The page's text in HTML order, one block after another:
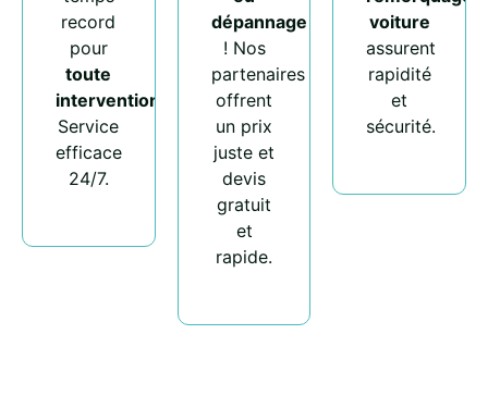
record
pour
toute
intervention
Service
efficace
24/7.
dépannage
! Nos
partenaires
offrent
un prix
juste et
devis
gratuit
et
rapide.
voiture
assurent
rapidité
et
sécurité.